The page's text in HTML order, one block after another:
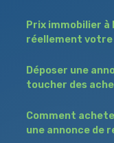
Prix immobilier
réellement votre
Déposer une
toucher des
Comment
une annonce de